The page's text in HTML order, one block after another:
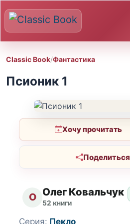
Classic Book/Фантастика
Псионик 1
Хочу прочитать
Поделиться
О Олег Ковальчук
52 книги
Серия: Пекло